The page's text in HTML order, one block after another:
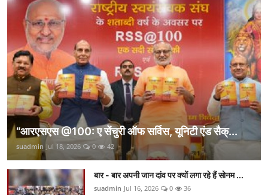
“आरएसएस @100: ए सेंचुरी ऑफ सर्विस, यूनिटी एंड सैक्...
suadmin Jul 18, 2026 0 42
बार - बार अपनी जान दांव पर क्यों लगा रहे हैं सोनम ...
suadmin Jul 16, 2026 0 36